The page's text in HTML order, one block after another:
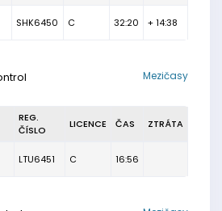
SHK6450 C 32:20 + 14:38
Mezičasy
REG.
ČÍSLO
LICENCE ČAS ZTRÁTA
LTU6451 C 16:56